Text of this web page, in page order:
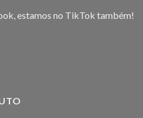
estamos no TikTok também!